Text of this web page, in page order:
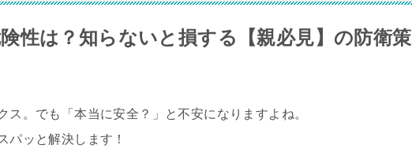
性は？知らないと損する【親必見】の防衛策
ス。でも「本当に安全？」と不安になりますよね。
パッと解決します！